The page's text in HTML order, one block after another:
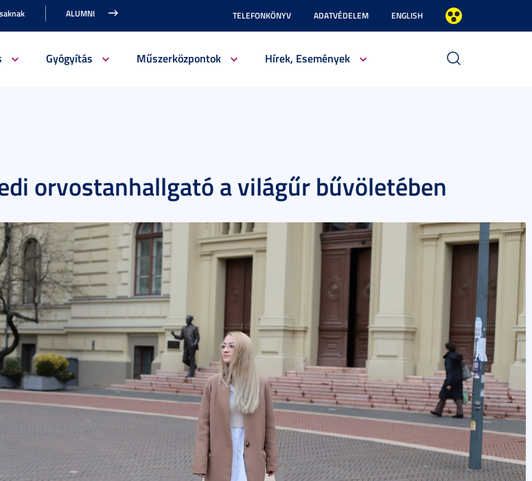
ALUMNI TELEFONKÖNYV ADATVÉDELEM ENGLISH
Gyógyítás Műszerközpontok Hírek, Események
orvostanhallgató a világűr bűvöletében